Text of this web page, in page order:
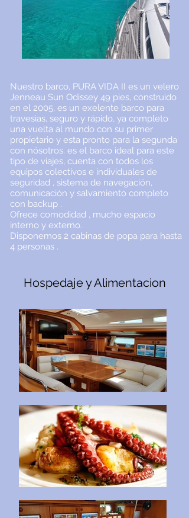
Nuestro barco, PURA VIDA II es un velero
Jenneau Sun Odissey 49 pies, construido
en el 2005, es un exelente barco para
travesias, seguro y rápido, ya completo
una vuelta al mundo con su primer
propietario y esta pronto para la segunda
con nósotros. es el barco ideal para este
tipo de viajes, cuenta con todos los
equipos colectivos e individuales de
seguridad , sistema de navegación,
comunicación y salvamiento completo
con backup .
Ofrece comodidad , mucho espacio
interno y externo.
Disponemos 2 cabinas de popa para hasta
4 personas .
Hospedaje y Alimentacion